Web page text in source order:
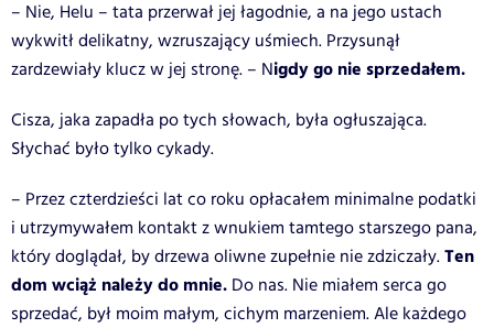
– Nie, Helu – tata przerwał jej łagodnie, a na jego ustach
wykwitł delikatny, wzruszający uśmiech. Przysunął
zardzewiały klucz w jej stronę. – Nigdy go nie sprzedałem.
Cisza, jaka zapadła po tych słowach, była ogłuszająca.
Słychać było tylko cykady.
– Przez czterdzieści lat co roku opłacałem minimalne podatki
i utrzymywałem kontakt z wnukiem tamtego starszego pana,
który doglądał, by drzewa oliwne zupełnie nie zdziczały.Ten
dom wciąż należy do mnie. Do nas. Nie miałem serca go
sprzedać, był moim małym, cichym marzeniem. Ale każdego